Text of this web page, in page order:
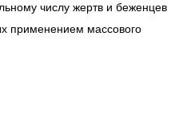
числу жертв и беженцев
применением массового